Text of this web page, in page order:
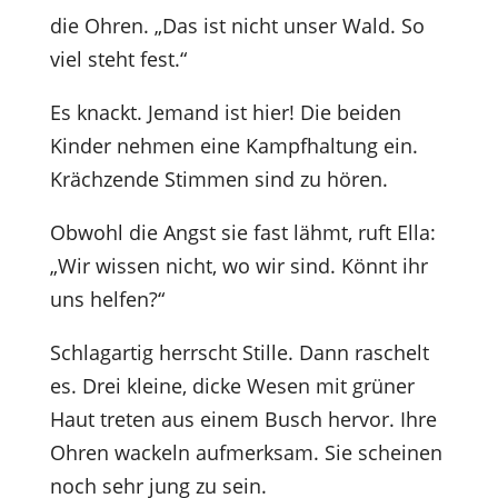
die Ohren. „Das ist nicht unser Wald. So
viel steht fest.“
Es knackt. Jemand ist hier! Die beiden
Kinder nehmen eine Kampfhaltung ein.
Krächzende Stimmen sind zu hören.
Obwohl die Angst sie fast lähmt, ruft Ella:
„Wir wissen nicht, wo wir sind. Könnt ihr
uns helfen?“
Schlagartig herrscht Stille. Dann raschelt
es. Drei kleine, dicke Wesen mit grüner
Haut treten aus einem Busch hervor. Ihre
Ohren wackeln aufmerksam. Sie scheinen
noch sehr jung zu sein.